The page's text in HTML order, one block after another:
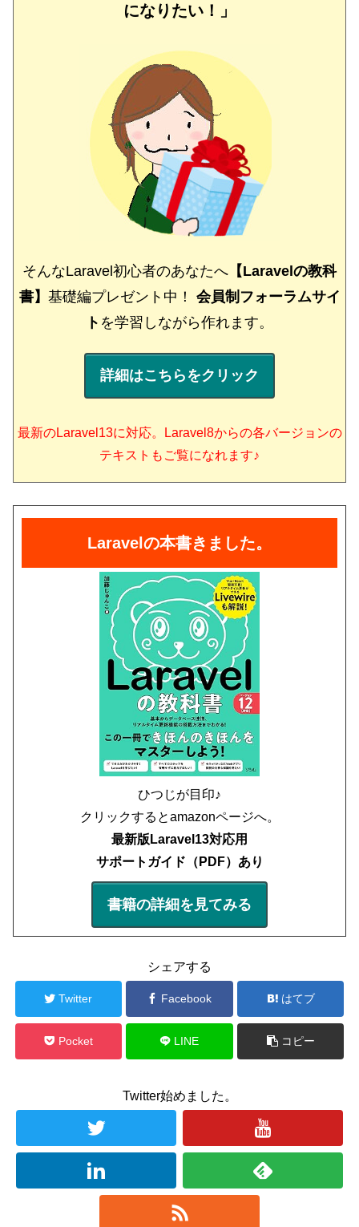
になりたい！」
そんなLaravel初心者のあなたへ 【Laravelの教科
書】 基礎編プレゼント中！ 会員制フォーラムサイ
ト を学習しながら作れます。
詳細はこちらをクリック
最新のLaravel13に対応。Laravel8からの各バージョンの
テキストもご覧になれます♪
Laravelの本書きました。
ひつじが目印♪
クリックするとamazonページへ。
最新版Laravel13対応用
サポートガイド（PDF）あり
書籍の詳細を見てみる
シェアする
Twitter Facebook はてブ
Pocket LINE コピー
Twitter始めました。